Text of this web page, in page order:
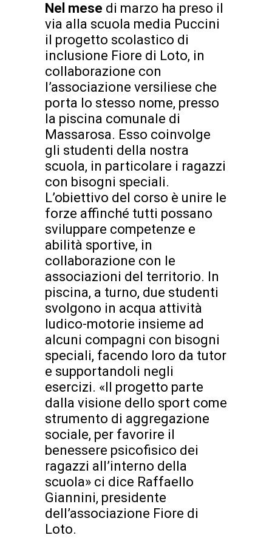
Nel mese di marzo ha preso il
via alla scuola media Puccini
il progetto scolastico di
inclusione Fiore di Loto, in
collaborazione con
l’associazione versiliese che
porta lo stesso nome, presso
la piscina comunale di
Massarosa. Esso coinvolge
gli studenti della nostra
scuola, in particolare i ragazzi
con bisogni speciali.
L’obiettivo del corso è unire le
forze affinché tutti possano
sviluppare competenze e
abilità sportive, in
collaborazione con le
associazioni del territorio. In
piscina, a turno, due studenti
svolgono in acqua attività
ludico-motorie insieme ad
alcuni compagni con bisogni
speciali, facendo loro da tutor
e supportandoli negli
esercizi. «Il progetto parte
dalla visione dello sport come
strumento di aggregazione
sociale, per favorire il
benessere psicofisico dei
ragazzi all’interno della
scuola» ci dice Raffaello
Giannini, presidente
dell’associazione Fiore di
Loto.